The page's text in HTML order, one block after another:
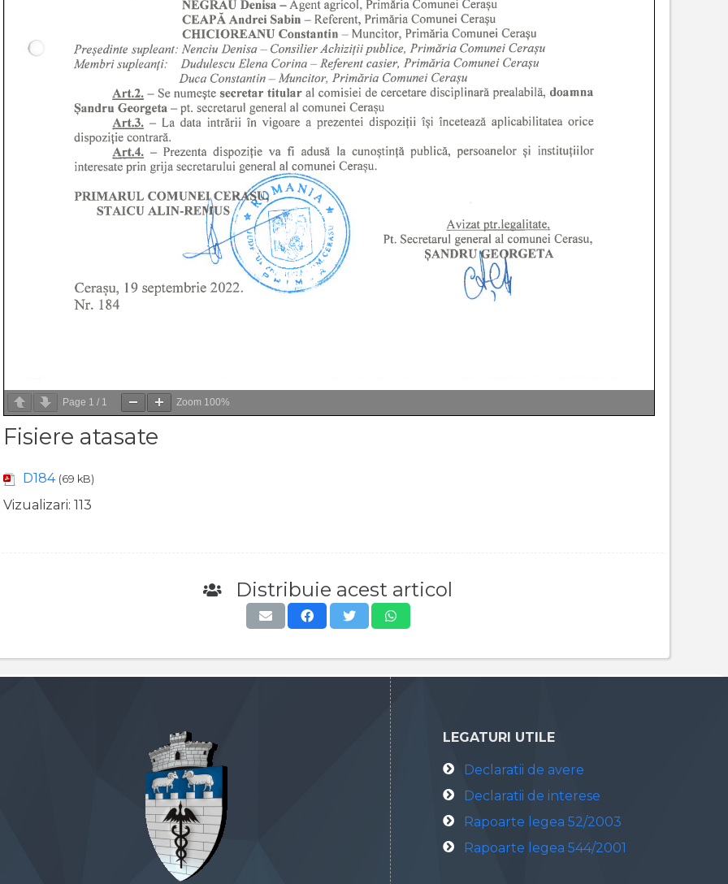
Page 1 / 1 Zoom 100%
Fisiere atasate
D184 (69 kB)
Vizualizari: 113
Distribuie acest articol
LEGATURI UTILE
Declaratii de avere
Declaratii de interese
Rapoarte legea 52/2003
Rapoarte legea 544/2001